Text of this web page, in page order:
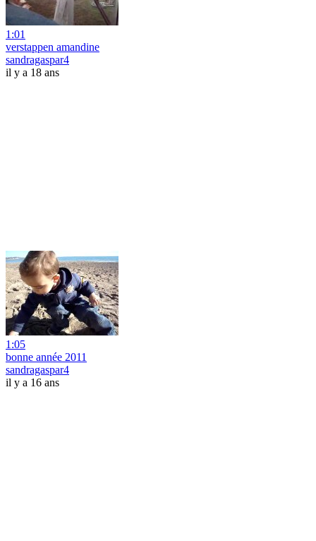
1:01
verstappen amandine
sandragaspar4
il y a 18 ans
1:05
bonne année 2011
sandragaspar4
il y a 16 ans